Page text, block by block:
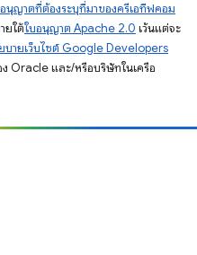
นุญาตที่ต้องระบุที่มาของครีเอทีฟคอม
ยใต้ใบอนุญาต Apache 2.0 เว้นแต่จะ
บายเว็บไซต์ Google Developers
Oracle และ/หรือบริษัทในเครือ